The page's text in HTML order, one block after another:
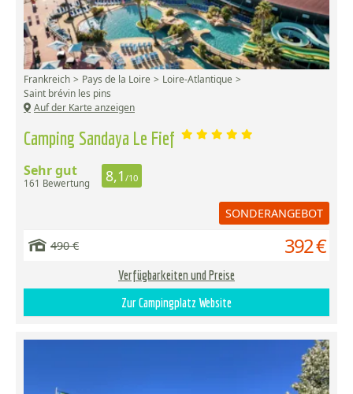
Camping Sandaya Le Fief
Frankreich Pays de la Loire
Loire-Atlantique
Saint brévin les pins
Auf der Karte anzeigen
Sehr gut
161 Bewertung 8,1 /10
SONDERANGEBOT
490 € 392 €
Verfügbarkeiten und Preise
Zur Campingplatz Website